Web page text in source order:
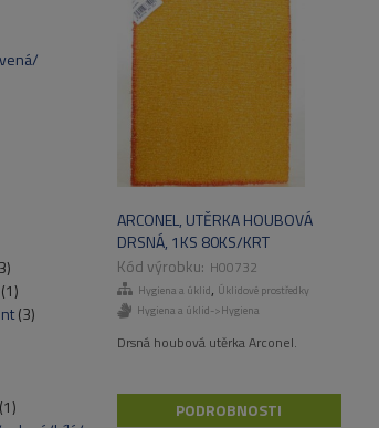
ARCONEL, UTĚRKA HOUBOVÁ
DRSNÁ, 1KS 80KS/KRT
H00732
Hygiena a úklid, Úklidové prostředky
Hygiena a úklid->Hygiena
Drsná houbová utěrka Arconel.
PODROBNOSTI
(1)
(3)
(1)